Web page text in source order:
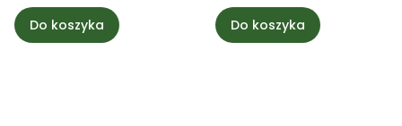
Do koszyka Do koszyka